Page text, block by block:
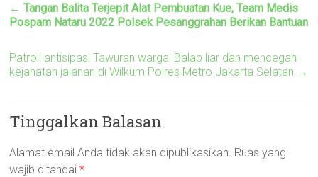
← Tangan Balita Terjepit Alat Pembuatan Kue, Team Medis
Pospam Nataru 2022 Polsek Pesanggrahan Berikan Bantuan
Patroli antisipasi Tawuran warga, Balap liar dan mencegah
kejahatan jalanan di Wilkum Polres Metro Jakarta Selatan →
Tinggalkan Balasan
Alamat email Anda tidak akan dipublikasikan. Ruas yang
wajib ditandai*